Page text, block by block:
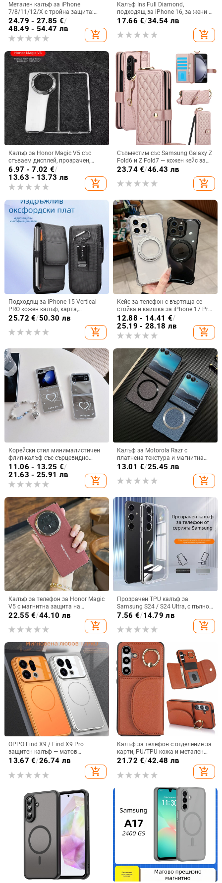
Метален калъф за iPhone
7/8/11/12/X с тройна защита:
удароустойчив, прахоустойчив и
запечатан
24.79 - 27.85 €/
48.49 - 54.47 лв
add_shopping_cart
Калъф Ins Full Diamond,
подходящ за iPhone 16, за жени с
14-инчова личност, огледална
рамка с 13 големи отвора и
електролитно покритие, с
диаманти Ins Full Diamond.
17.66 €/34.54 лв
add_shopping_cart
Калъф за Honor Magic V5 със
сгъваем дисплей, прозрачен,
лъскав, PC материал
6.97 - 7.02 €/
13.63 - 13.73 лв
add_shopping_cart
Съвместим със Samsung Galaxy Z
Fold6 и Z Fold7 — кожен кейс за
телефон с слот за стилус,
сгъваем дизайн, елегантен стил, с
каишка за китката, за дами
23.74€/46.43 лв
add_shopping_cart
Подходящ за iPhone 15 Vertical
PRO кожен калъф, карта,
оксфордски плат, найлонов плат,
мобилен телефон
25.72 €/50.30 лв
add_shopping_cart
Кейс за телефон с въртяща се
стойка и каишка за iPhone 17 Pro
Max, 16, 15 и iPhone 11
12.88 - 14.41 €/
25.19 - 28.18 лв
add_shopping_cart
Корейски стил минималистичен
флип-калъф със сърцевидно
огледало за Samsung Galaxy Z
Flip 3/4/5
11.06 - 13.25 €/
21.63 - 25.91 лв
add_shopping_cart
Калъф за Motorola Razr с
платнена текстура и магнитна
панта, флип
13.01 €/25.45 лв
add_shopping_cart
Калъф за телефон за Honor Magic
V5 с магнитна защита на
централната ос, пълна защита на
електроплатиране, защита срещу
22.55 €/44.10 лв
add_shopping_cart
Прозрачен TPU калъф за
Samsung S24 / S24 Ultra, с пълно
покритие и защита на камерата
7.56 €/14.79 лв
add_shopping_cart
OPPO Find X9 / Find X9 Pro
защитен калъф — матов
пластмасов, минималистичен
стил, против изпускане, магнитно
зареждане, възможност за
13.67 €/26.74 лв
add_shopping_cart
Калъф за телефон с отделение за
карти, PU/TPU кожа и метален
пръстен; ръчна изработка,
против изпускане, за Samsung
21.72 €/42.48 лв
add_shopping_cart